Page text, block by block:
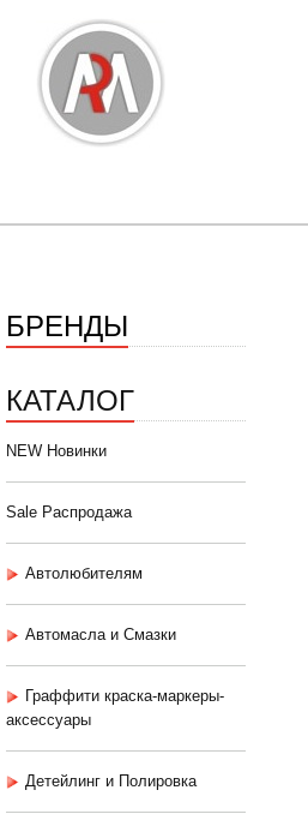
БРЕНДЫ
КАТАЛОГ
NEW Новинки
Sale Распродажа
Автолюбителям
Автомасла и Смазки
Граффити краска-маркеры-
аксессуары
Детейлинг и Полировка